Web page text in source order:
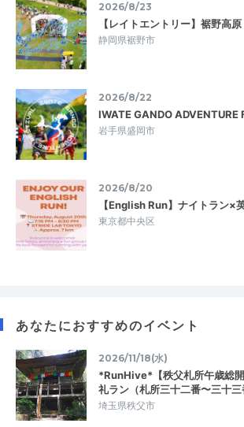
2026/8/23
【レイトエントリー】裾野高
静岡県裾野市
2026/8/22
IWATE GANDO
岩手県盛岡市
2026/8/20
【English Run】ナイトラン×
東京都中央区
あなたにおすすめのイベント
2026/11/18(水)
*RunHive*【秩父札所午歳総
礼ラン（札所三十二番〜三十三
埼玉県秩父市